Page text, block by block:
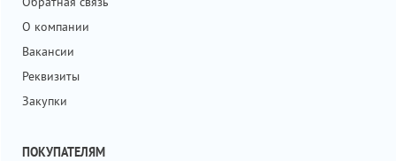
О компании
Вакансии
Реквизиты
Закупки
ПОКУПАТЕЛЯМ